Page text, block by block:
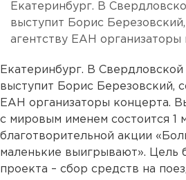
Екатеринбург. В
выступит Борис
агентству ЕАН организаторы
Екатеринбург. В
выступит Борис Березовский,
ЕАН организаторы концерта.
с мировым именем состоится 1
благотворительной акции
маленькие выигрывают». Цель
проекта – сбор средств на